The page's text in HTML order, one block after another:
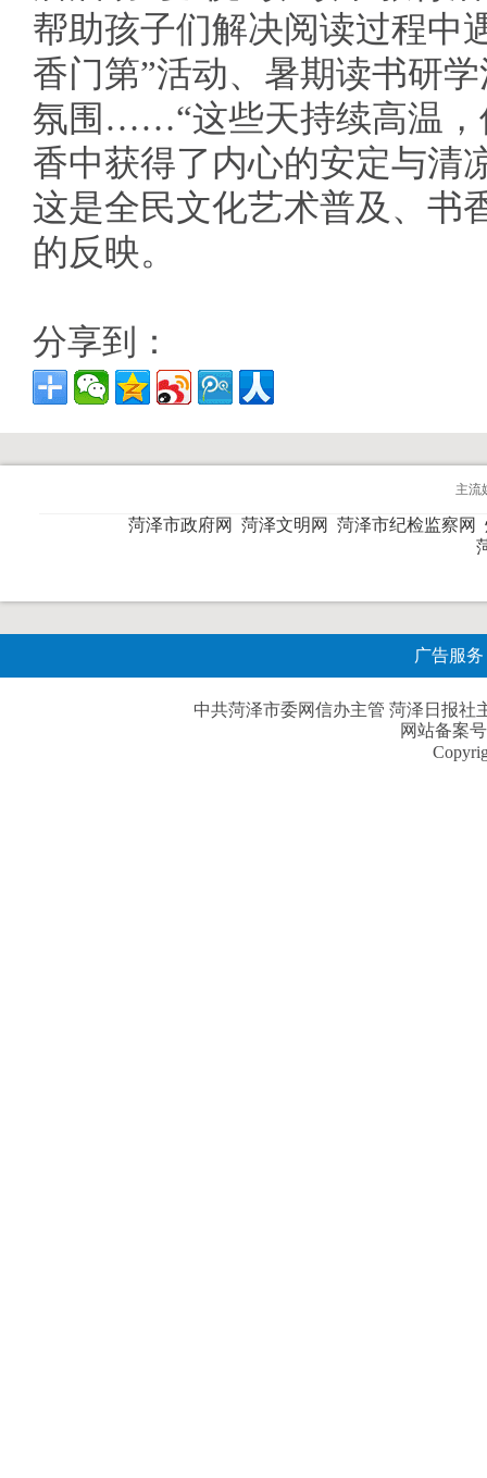
帮助孩子们解决阅读过程中
香门第”活动、暑期读书研
氛围……“这些天持续高温，
香中获得了内心的安定与清
这是全民文化艺术普及、书
的反映。
分享到：
主流
菏泽市政府网 菏泽文明网 菏泽市纪检监察网
广告服务
中共菏泽市委网信办主管 菏泽日报社
网站备案